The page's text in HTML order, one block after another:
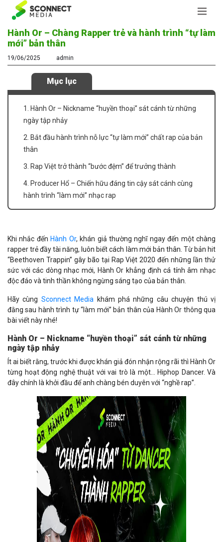
Hành Or – Chàng Rapper trẻ và hành trình “tự làm
mới” bản thân
19/06/2025 admin
Mục lục
1. Hành Or – Nickname “huyền thoại” sát cánh từ những
ngày tập nhảy
2. Bắt đầu hành trình nỗ lực “tự làm mới” chất rap của bản
thân
3. Rap Việt trở thành “bước đệm” để trưởng thành
4. Producer Hổ – Chiến hữu đáng tin cậy sát cánh cùng
hành trình “làm mới” nhạc rap
Khi nhắc đến Hành Or, khán giả thường nghĩ ngay đến một chàng
rapper trẻ đầy tài năng, luôn biết cách làm mới bản thân. Từ bản hit
“Beethoven Trappin” gây bão tại Rap Việt 2020 đến những lần thử
sức với các dòng nhạc mới, Hành Or khẳng định cá tính âm nhạc
độc đáo và tinh thần không ngừng sáng tạo của bản thân.
Hãy cùng Sconnect Media khám phá những câu chuyện thú vị
đằng sau hành trình tự “làm mới” bản thân của Hành Or thông qua
bài viết này nhé!
Hành Or – Nickname “huyền thoại” sát cánh từ những
ngày tập nhảy
Ít ai biết rằng, trước khi được khán giả đón nhận rộng rãi thì Hành Or
từng hoạt động nghệ thuật với vai trò là một… Hiphop Dancer. Và
đây chính là khởi đầu để anh chàng bén duyên với “nghề rap”.